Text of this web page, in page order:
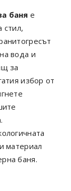
баня е
стил,
вода и
за
избор от
материал
баня.